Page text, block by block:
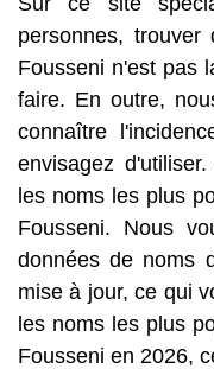
personnes,
Fousseni n'est pas
faire. En outre,
connaître
envisagez
les noms les plus
Fousseni. Nous
données de noms
mise à jour, ce qui
les noms les plus
Fousseni en 2026,